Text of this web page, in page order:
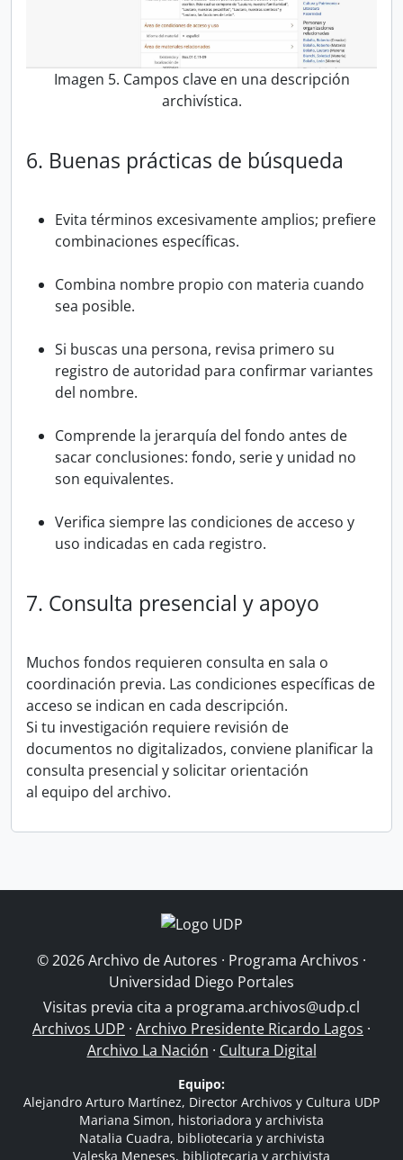
Imagen 5. Campos clave en una descripción
archivística.
6. Buenas prácticas de búsqueda
Evita términos excesivamente amplios; prefiere
combinaciones específicas.
Combina nombre propio con materia cuando
sea posible.
Si buscas una persona, revisa primero su
registro de autoridad para confirmar variantes
del nombre.
Comprende la jerarquía del fondo antes de
sacar conclusiones: fondo, serie y unidad no
son equivalentes.
Verifica siempre las condiciones de acceso y
uso indicadas en cada registro.
7. Consulta presencial y apoyo
Muchos fondos requieren consulta en sala o
coordinación previa. Las condiciones específicas de
acceso se indican en cada descripción.
Si tu investigación requiere revisión de
documentos no digitalizados, conviene planificar la
consulta presencial y solicitar orientación
al equipo del archivo.
© 2026 Archivo de Autores · Programa Archivos ·
Universidad Diego Portales
Visitas previa cita a programa.archivos@udp.cl
Archivos UDP · Archivo Presidente Ricardo Lagos ·
Archivo La Nación · Cultura Digital
Equipo:
Alejandro Arturo Martínez, Director Archivos y Cultura UDP
Mariana Simon, historiadora y archivista
Natalia Cuadra, bibliotecaria y archivista
Valeska Meneses, bibliotecaria y archivista